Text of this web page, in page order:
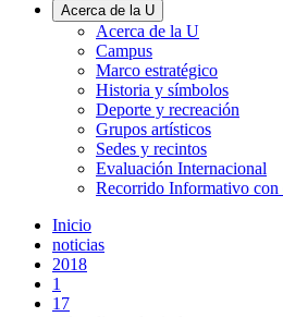
Acerca de la U
Acerca de la U
Campus
Marco estratégico
Historia y símbolos
Deporte y recreación
Grupos artísticos
Sedes y recintos
Evaluación Internacional
Recorrido Informativo con
Inicio
noticias
2018
1
17